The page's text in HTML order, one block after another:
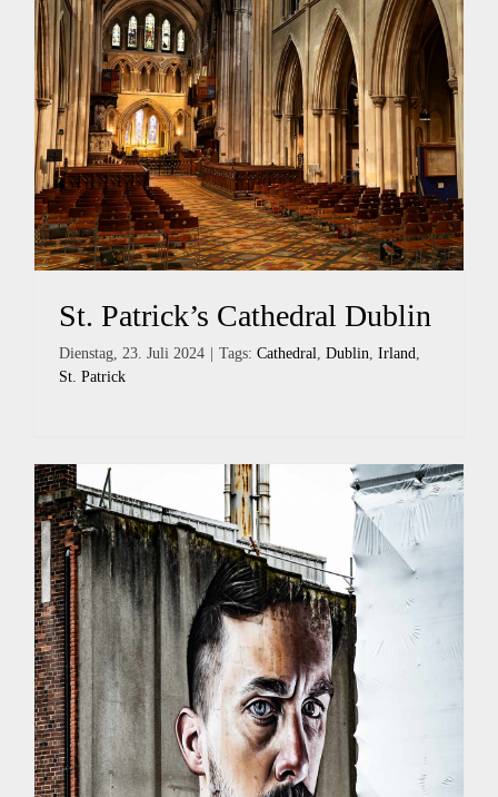
St. Patrick’s Cathedral Dublin
Dienstag, 23. Juli 2024 Tags: Cathedral, Dublin, Irland,
St. Patrick